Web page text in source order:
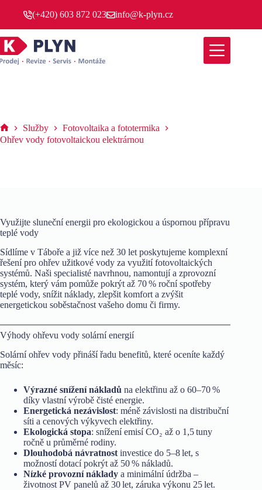
(+420) 603 872 023 info@k-plyn.cz
K-
Služby
Fotovoltaika a fototermika
Ohřev vody fotovoltaickou elektrárnou
Využijte sluneční energii pro ekologickou a úspornou přípravu
teplé vody
Sídlíme v Táboře a již více než 30 let poskytujeme komplexní
řešení pro ohřev užitkové vody za využití fotovoltaických
systémů. Naši specialisté navrhnou, namontují a zprovozní
systém, který vám pomůže pokrýt až 70 % roční spotřeby
teplé vody, snížit náklady, zlepšit komfort a zvýšit
energetickou soběstačnost vašeho domu či firmy.
Výhody ohřevu vody solární energií
Solární ohřev vody přináší řadu benefitů, které oceníte každý
měsíc:
Výrazné snížení nákladů na elektřinu až o 60–70 %
díky vlastní výrobě čisté energie.
Energetická nezávislost: méně závislosti na distribuční
síti a cenových výkyvech elektřiny.
Ekologická stopa: snížení emisí CO₂ až o 1,5 tuny
ročně u průměrné rodiny.
Dlouhodobá návratnost investice do 5–8 let, s
možností dotací pokrýt až 50 % nákladů.
Nízké provozní náklady a minimální údržba –
životnost PV panelů až 30 let, záruka výkonu 25 let.